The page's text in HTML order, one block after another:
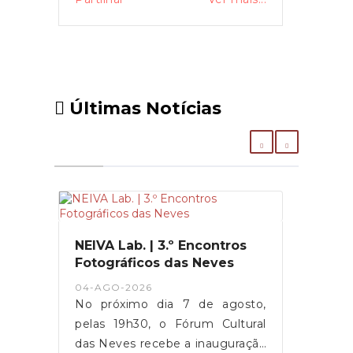
Últimas Notícias
NEIVA Lab. | 3.º Encontros
Fotográficos das Neves
04-AGO-2026
No próximo dia 7 de agosto,
pelas 19h30, o Fórum Cultural
das Neves recebe a inauguração